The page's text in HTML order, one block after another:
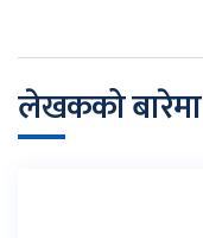
लेखकको बारेमा